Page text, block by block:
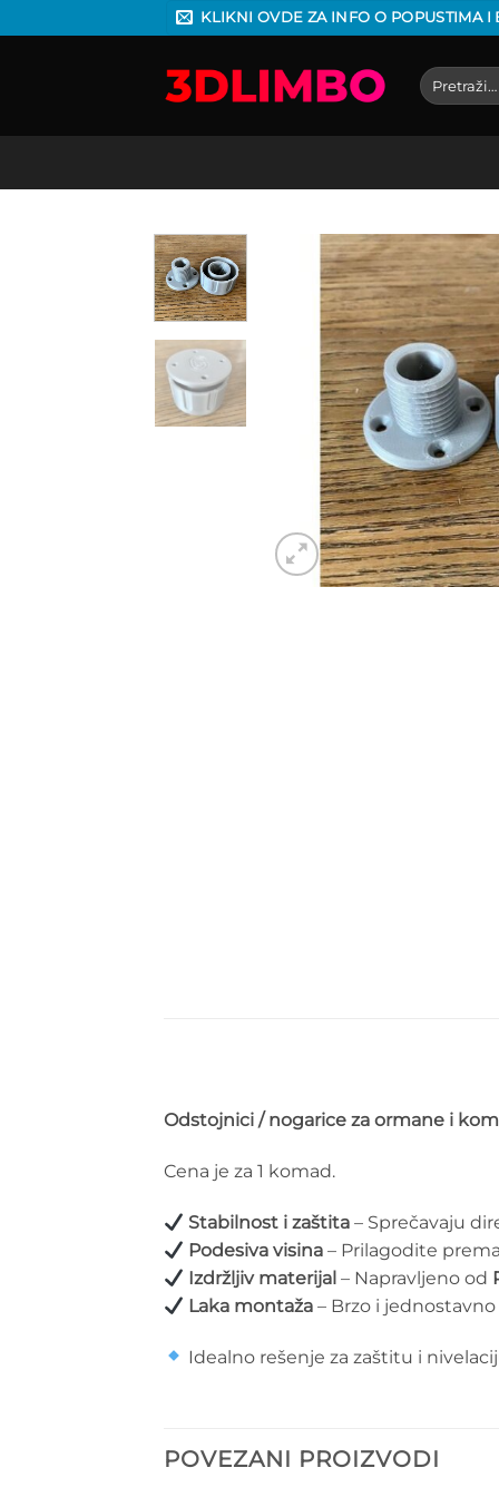
na
KLIKNI OVDE ZA INFO O POPUSTIMA I
Pretraga
za:
Odstojnici / nogarice za ormane i
Cena je za 1 komad.
Stabilnost i zaštita – Sprečavaju
Podesiva visina – Prilagodite
Izdržljiv materijal – Napravljeno od
Laka montaža – Brzo i
Idealno rešenje za zaštitu i
POVEZANI PROIZVODI